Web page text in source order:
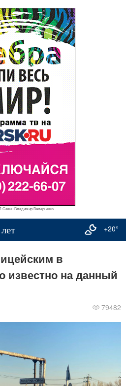
Владимир Валерьевич
+20°
в
известно на данный
79482